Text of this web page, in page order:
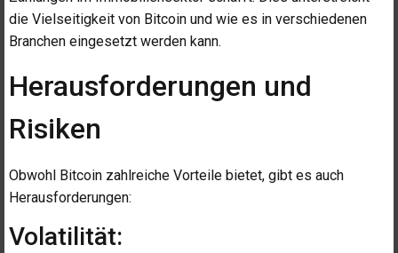
die Vielseitigkeit von Bitcoin und wie es in verschiedenen
Branchen eingesetzt werden kann.
Herausforderungen und
Risiken
Obwohl Bitcoin zahlreiche Vorteile bietet, gibt es auch
Herausforderungen:
Volatilität: